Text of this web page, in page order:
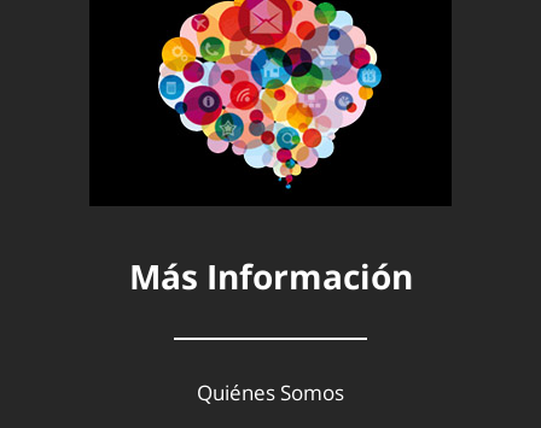
Más Información
Quiénes Somos